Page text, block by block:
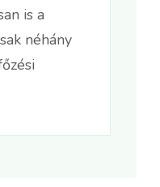
is a
néhány